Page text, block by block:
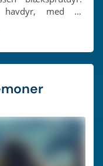
havdyr, med et